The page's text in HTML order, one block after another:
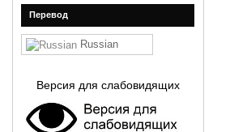
Перевод
Russian
Версия для слабовидящих